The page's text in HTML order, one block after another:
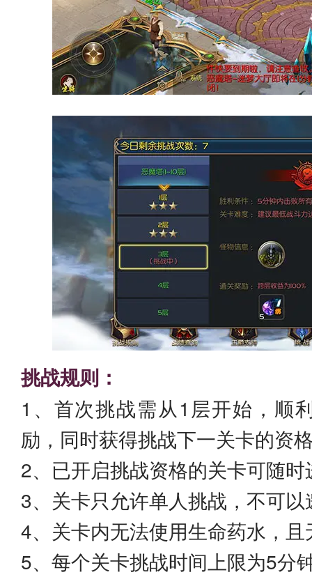
挑战规则：
1、首次挑战需从1层开始，顺
励，同时获得挑战下一关卡的资
2、已开启挑战资格的关卡可随
3、关卡只允许单人挑战，不可
4、关卡内无法使用生命药水，
5、每个关卡挑战时间上限为5分